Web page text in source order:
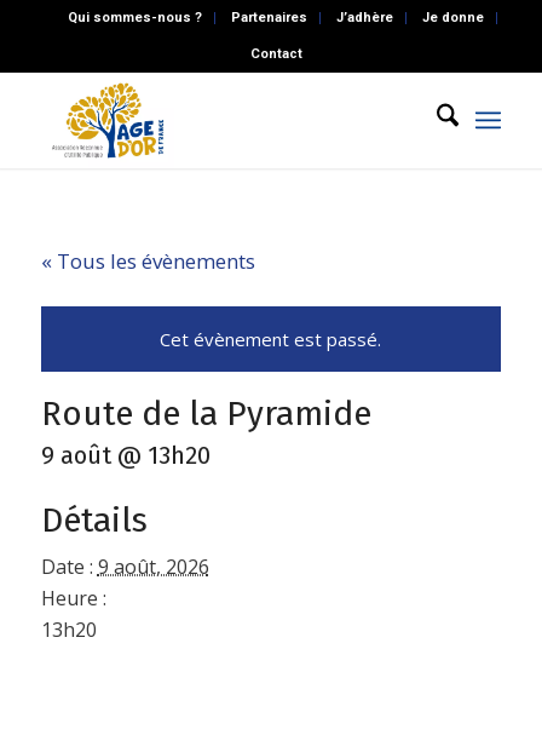
Qui sommes-nous ? Partenaires J’adhère Je donne
Contact
« Tous les évènements
Cet évènement est passé.
Route de la Pyramide
9 août @ 13h20
Détails
Date : 9 août, 2026
Heure :
13h20